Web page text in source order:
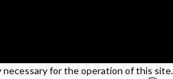
for the operation of this site.